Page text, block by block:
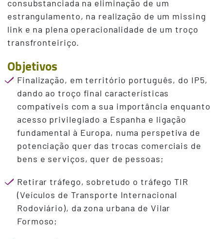
consubstanciada na eliminação de um
estrangulamento, na realização de um missing
link e na plena operacionalidade de um troço
transfronteiriço.
Objetivos
Finalização, em território português, do IP5,
dando ao troço final características
compatíveis com a sua importância enquanto
acesso privilegiado a Espanha e ligação
fundamental à Europa, numa perspetiva de
potenciação quer das trocas comerciais de
bens e serviços, quer de pessoas;
Retirar tráfego, sobretudo o tráfego TIR
(Veículos de Transporte Internacional
Rodoviário), da zona urbana de Vilar
Formoso;